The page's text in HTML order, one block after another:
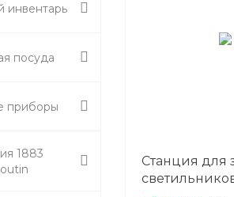
инвентарь
посуда
приборы
1883
Станция для